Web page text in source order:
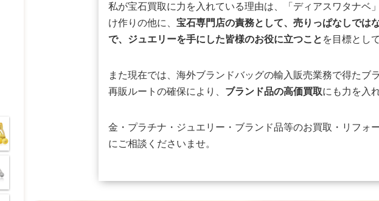
私が宝石買取に力を入れている理由は、「ディアスワタナベ
け作りの他に、 宝石専門店の責務として、売りっぱなしでは
で、ジュエリーを手にした皆様のお役に立つこと を目標とし
また現在では、海外ブランドバッグの輸入販売業務で得たブ
再販ルートの確保により、 ブランド品の高価買取にも力を入
金・プラチナ・ジュエリー・ブランド品等のお買取・リフォ
にご相談くださいませ。